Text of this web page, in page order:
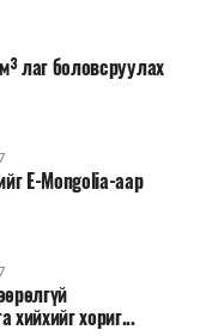
төхөөрөмж,
авах;
салбараас бусад
бусад кино,
урамшуулал.
2026 оны
мөрдөнө. Харин
лаг боловсруулах
E-Mongolia-аар
хийхийг хориг...